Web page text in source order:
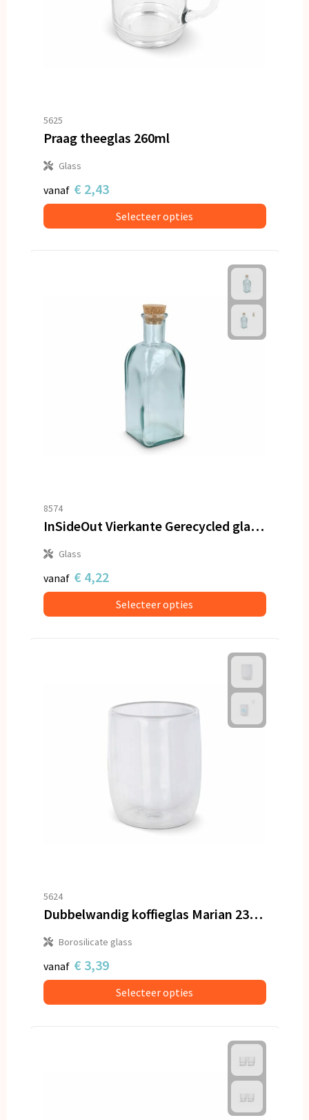
5625
Praag theeglas 260ml
Glass
vanaf € 2,43
Selecteer opties
8574
InSideOut Vierkante Gerecycled glas Waterfles ReuuZ met kurkstop 500ml
Glass
vanaf € 4,22
Selecteer opties
5624
Dubbelwandig koffieglas Marian 230 ml
Borosilicate glass
vanaf € 3,39
Selecteer opties